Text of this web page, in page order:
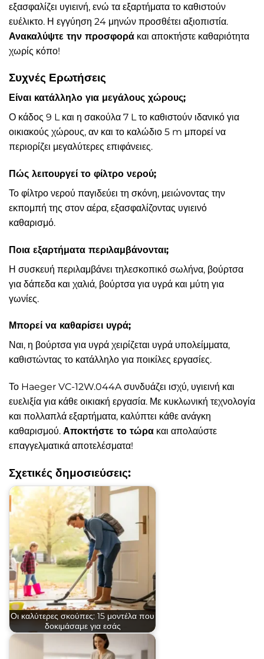
εξασφαλίζει υγιεινή, ενώ τα εξαρτήματα το καθιστούν
ευέλικτο. Η εγγύηση 24 μηνών προσθέτει αξιοπιστία.
Ανακαλύψτε την προσφορά και αποκτήστε καθαριότητα
χωρίς κόπο!
Συχνές Ερωτήσεις
Είναι κατάλληλο για μεγάλους χώρους;
Ο κάδος 9 L και η σακούλα 7 L το καθιστούν ιδανικό για
οικιακούς χώρους, αν και το καλώδιο 5 m μπορεί να
περιορίζει μεγαλύτερες επιφάνειες.
Πώς λειτουργεί το φίλτρο νερού;
Το φίλτρο νερού παγιδεύει τη σκόνη, μειώνοντας την
εκπομπή της στον αέρα, εξασφαλίζοντας υγιεινό
καθαρισμό.
Ποια εξαρτήματα περιλαμβάνονται;
Η συσκευή περιλαμβάνει τηλεσκοπικό σωλήνα, βούρτσα
για δάπεδα και χαλιά, βούρτσα για υγρά και μύτη για
γωνίες.
Μπορεί να καθαρίσει υγρά;
Ναι, η βούρτσα για υγρά χειρίζεται υγρά υπολείμματα,
καθιστώντας το κατάλληλο για ποικίλες εργασίες.
Το Haeger VC-12W.044A συνδυάζει ισχύ, υγιεινή και
ευελιξία για κάθε οικιακή εργασία. Με κυκλωνική τεχνολογία
και πολλαπλά εξαρτήματα, καλύπτει κάθε ανάγκη
καθαρισμού. Αποκτήστε το τώρα και απολαύστε
επαγγελματικά αποτελέσματα!
Σχετικές δημοσιεύσεις:
Οι καλύτερες σκούπες: 15 μοντέλα που
δοκιμάσαμε για εσάς